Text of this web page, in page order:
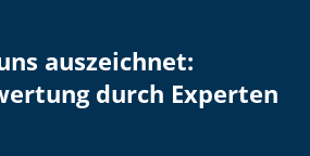
auszeichnet:
durch Experten